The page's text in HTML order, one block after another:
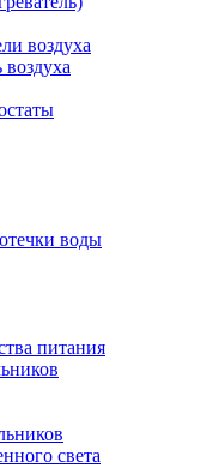
воздуха
воды
питания
света